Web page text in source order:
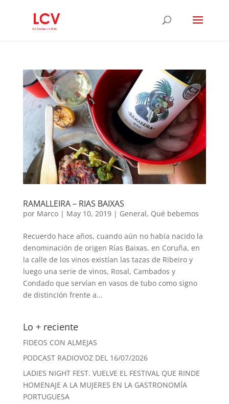
RAMALLEIRA – RIAS BAIXAS
por Marco| May 10, 2019| General, Qué bebemos
Recuerdo hace años, cuando aún no había nacido la
denominación de origen Rías Baixas, en Coruña, en
la calle de los vinos existían las tazas de Ribeiro y
luego una serie de vinos, Rosal, Cambados y
Condado que servían en vasos de tubo como signo
de distinción frente a...
Lo + reciente
FIDEOS CON ALMEJAS
PODCAST RADIOVOZ DEL 16/07/2026
LADIES NIGHT FEST. VUELVE EL FESTIVAL QUE RINDE
HOMENAJE A LA MUJERES EN LA GASTRONOMÍA
PORTUGUESA